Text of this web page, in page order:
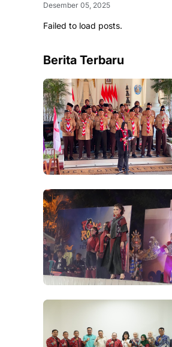
Desember 05, 2025
Failed to load posts.
Berita Terbaru
JATIM
JATIM
ANEWS